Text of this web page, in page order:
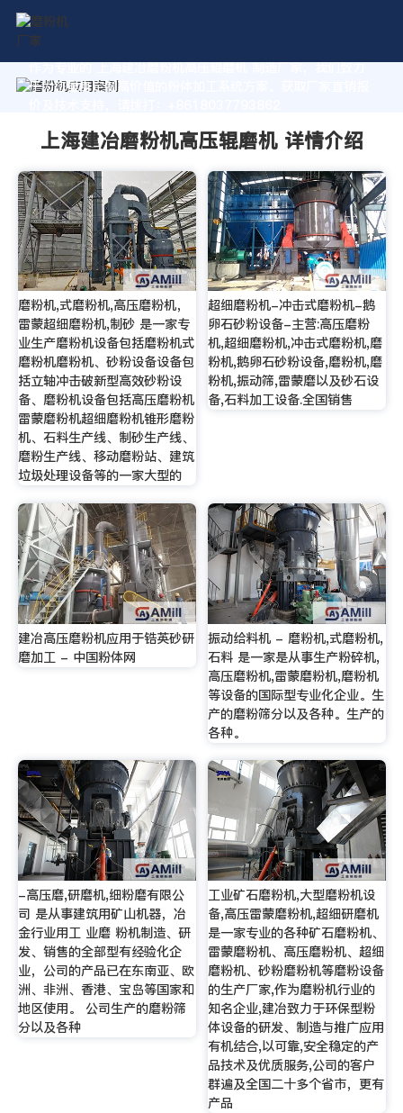
作为专业的 上海建冶磨粉机高压辊磨机 制造厂家，我们致力
于为您量身定制高价值的粉体加工系统方案。获取厂家直销报
上海建冶磨粉机高压辊磨机 详情介绍
磨粉机,式磨粉机,高压磨粉机，
雷蒙超细磨粉机,制砂 是一家专
业生产磨粉机设备包括磨粉机式
磨粉机磨粉机、砂粉设备设备包
括立轴冲击破新型高效砂粉设
备、磨粉机设备包括高压磨粉机
雷蒙磨粉机超细磨粉机锥形磨粉
机、石料生产线、制砂生产线、
磨粉生产线、移动磨粉站、建筑
垃圾处理设备等的一家大型的
超细磨粉机-冲击式磨粉机-鹅
卵石砂粉设备-主营:高压磨粉
机,超细磨粉机,冲击式磨粉机,磨
粉机,鹅卵石砂粉设备,磨粉机,磨
粉机,振动筛,雷蒙磨以及砂石设
备,石料加工设备.全国销售
建冶高压磨粉机应用于锆英砂研
磨加工 - 中国粉体网
振动给料机 - 磨粉机,式磨粉机,
石料 是一家是从事生产粉碎机,
高压磨粉机,雷蒙磨粉机,磨粉机
等设备的国际型专业化企业。生
产的磨粉筛分以及各种。生产的
各种。
-高压磨,研磨机,细粉磨有限公
司 是从事建筑用矿山机器，冶
金行业用工 业磨 粉机制造、研
发、销售的全部型有经验化企
业，公司的产品已在东南亚、欧
洲、非洲、香港、宝岛等国家和
地区使用。 公司生产的磨粉筛
分以及各种
工业矿石磨粉机,大型磨粉机设
备,高压雷蒙磨粉机,超细研磨机
是一家专业的各种矿石磨粉机、
雷蒙磨粉机、高压磨粉机、超细
磨粉机、砂粉磨粉机等磨粉设备
的生产厂家,作为磨粉机行业的
知名企业,建冶致力于环保型粉
体设备的研发、制造与推广应用
有机结合,以可靠,安全稳定的产
品技术及优质服务,公司的客户
群遍及全国二十多个省市，更有
产品